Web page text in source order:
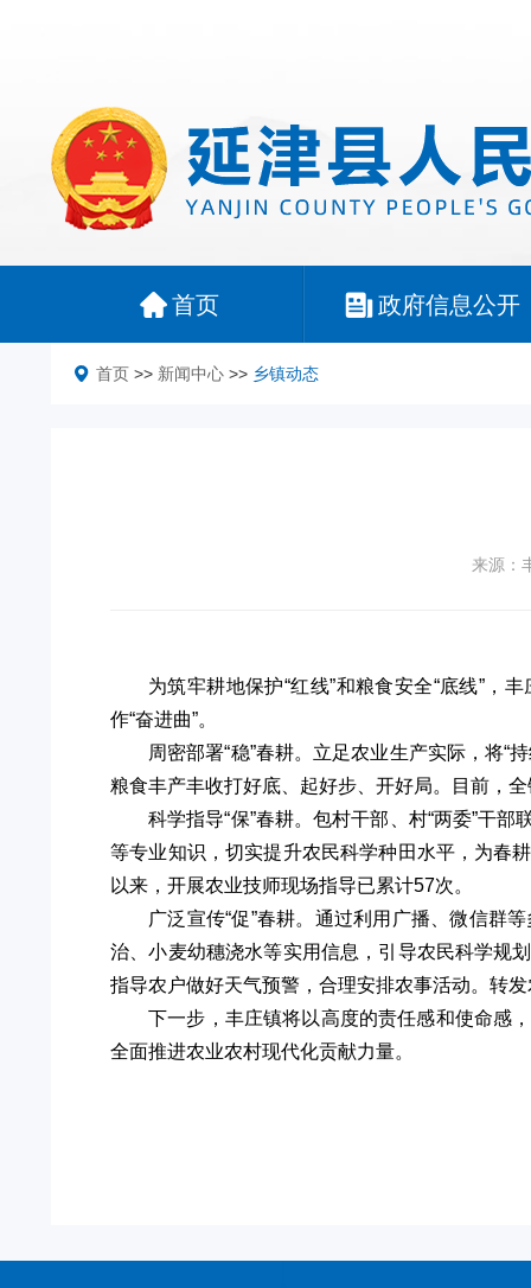
首页 政府信息公开
首页 >> 新闻中心 >> 乡镇动态
来源：
为筑牢耕地保护“红线”和粮食安全“底线”，
作“奋进曲”。
周密部署“稳”春耕。立足农业生产实际，将
粮食丰产丰收打好底、起好步、开好局。目前，
科学指导“保”春耕。包村干部、村“两委”干
等专业知识，切实提升农民科学种田水平，为春
以来，开展农业技师现场指导已累计57次。
广泛宣传“促”春耕。通过利用广播、微信群
治、小麦幼穗浇水等实用信息，引导农民科学规
指导农户做好天气预警，合理安排农事活动。转
下一步，丰庄镇将以高度的责任感和使命感
全面推进农业农村现代化贡献力量。